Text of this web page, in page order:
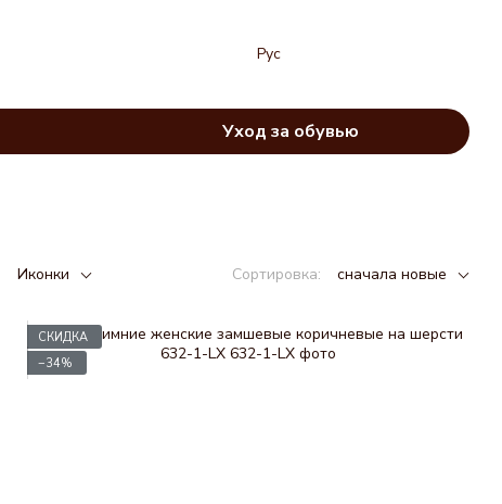
Рус
Уход за обувью
Иконки Сортировка: сначала новые
СКИДКА
−34%